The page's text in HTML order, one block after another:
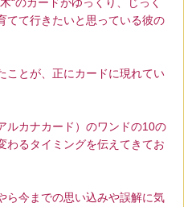
てて行きたいと思っている彼の
ことが、正にカードに現れてい
ルカナカード）のワンドの10の
わるタイミングを伝えてきてお
ら今までの思い込みや誤解に気